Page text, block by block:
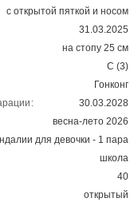
с открытой пяткой и носом
31.03.2025
на стопу 25 см
С (3)
Гонконг
30.03.2028
весна-лето 2026
для девочки - 1 пара
школа
40
открытый